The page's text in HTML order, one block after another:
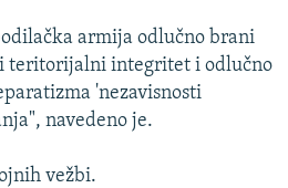
armija odlučno brani
teritorijalni integritet i odlučno
'nezavisnosti
navedeno je.
vežbi.